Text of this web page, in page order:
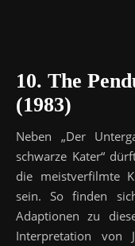
10. The
(1983)
Neben „Der
schwarze Kater“
die meistverfilmte
sein. So finden
Adaptionen zu
Interpretation von